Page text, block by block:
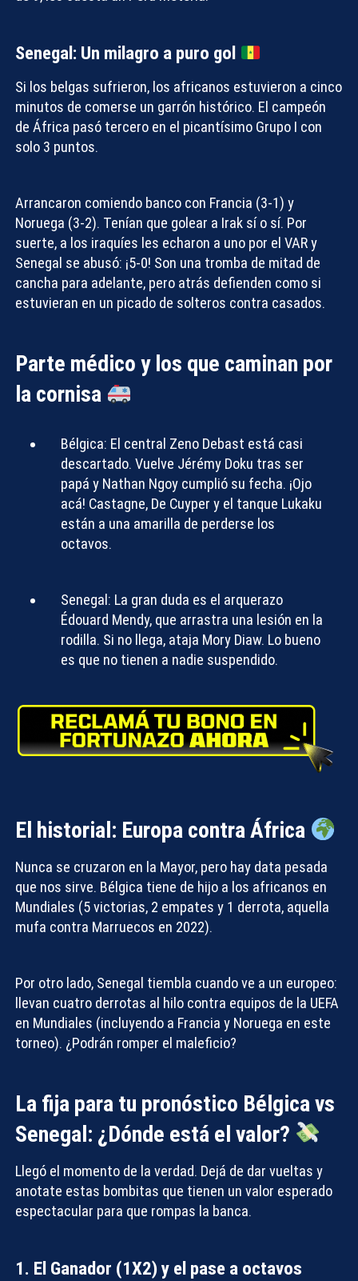
Senegal: Un milagro a puro gol
Si los belgas sufrieron, los africanos estuvieron a cinco
minutos de comerse un garrón histórico. El campeón
de África pasó tercero en el picantísimo Grupo I con
solo 3 puntos.
Arrancaron comiendo banco con Francia (3-1) y
Noruega (3-2). Tenían que golear a Irak sí o sí. Por
suerte, a los iraquíes les echaron a uno por el VAR y
Senegal se abusó: ¡5-0! Son una tromba de mitad de
cancha para adelante, pero atrás defienden como si
estuvieran en un picado de solteros contra casados.
Parte médico y los que caminan por
la cornisa
Bélgica: El central Zeno Debast está casi
descartado. Vuelve Jérémy Doku tras ser
papá y Nathan Ngoy cumplió su fecha. ¡Ojo
acá! Castagne, De Cuyper y el tanque Lukaku
están a una amarilla de perderse los
octavos.
Senegal: La gran duda es el arquerazo
Édouard Mendy, que arrastra una lesión en la
rodilla. Si no llega, ataja Mory Diaw. Lo bueno
es que no tienen a nadie suspendido.
El historial: Europa contra África
Nunca se cruzaron en la Mayor, pero hay data pesada
que nos sirve. Bélgica tiene de hijo a los africanos en
Mundiales (5 victorias, 2 empates y 1 derrota, aquella
mufa contra Marruecos en 2022).
Por otro lado, Senegal tiembla cuando ve a un europeo:
llevan cuatro derrotas al hilo contra equipos de la UEFA
en Mundiales (incluyendo a Francia y Noruega en este
torneo). ¿Podrán romper el maleficio?
La fija para tu pronóstico Bélgica vs
Senegal: ¿Dónde está el valor?
Llegó el momento de la verdad. Dejá de dar vueltas y
anotate estas bombitas que tienen un valor esperado
espectacular para que rompas la banca.
1. El Ganador (1X2) y el pase a octavos